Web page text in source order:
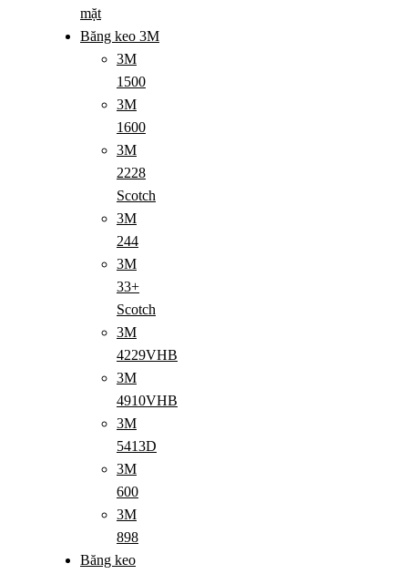
mặt
Băng keo 3M
3M
1500
3M
1600
3M
2228
Scotch
3M
244
3M
33+
Scotch
3M
4229VHB
3M
4910VHB
3M
5413D
3M
600
3M
898
Băng keo